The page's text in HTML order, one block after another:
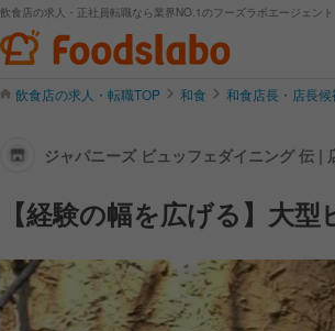
飲食店の求人・正社員転職なら業界NO.1のフーズラボエージェント
飲食店の求人・転職TOP 和食 和食店長・店長候
ジャパニーズ ビュッフェダイニング 伝 |
【経験の幅を広げる】大